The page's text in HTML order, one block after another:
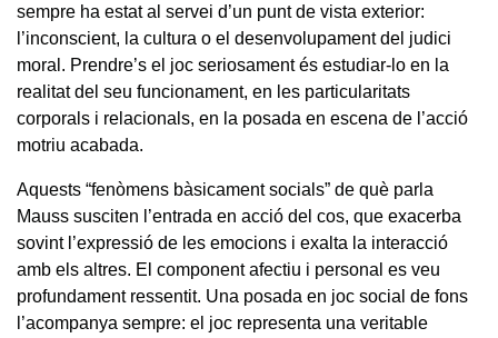
sempre ha estat al servei d’un punt de vista exterior:
l’inconscient, la cultura o el desenvolupament del judici
moral. Prendre’s el joc seriosament és estudiar-lo en la
realitat del seu funcionament, en les particularitats
corporals i relacionals, en la posada en escena de l’acció
motriu acabada.
Aquests “fenòmens bàsicament socials” de què parla
Mauss susciten l’entrada en acció del cos, que exacerba
sovint l’expressió de les emocions i exalta la interacció
amb els altres. El component afectiu i personal es veu
profundament ressentit. Una posada en joc social de fons
l’acompanya sempre: el joc representa una veritable